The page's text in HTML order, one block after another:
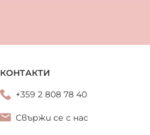
КОНТАКТИ
+359 2 808 78 40
Свържи се с нас